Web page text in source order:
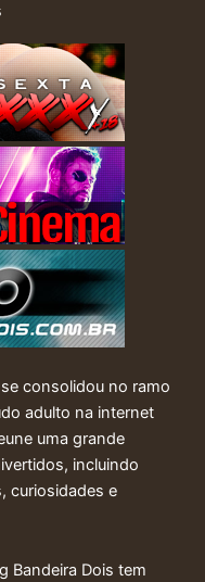
consolidou no ramo
adulto na internet
uma grande
incluindo
curiosidades e
Bandeira Dois tem